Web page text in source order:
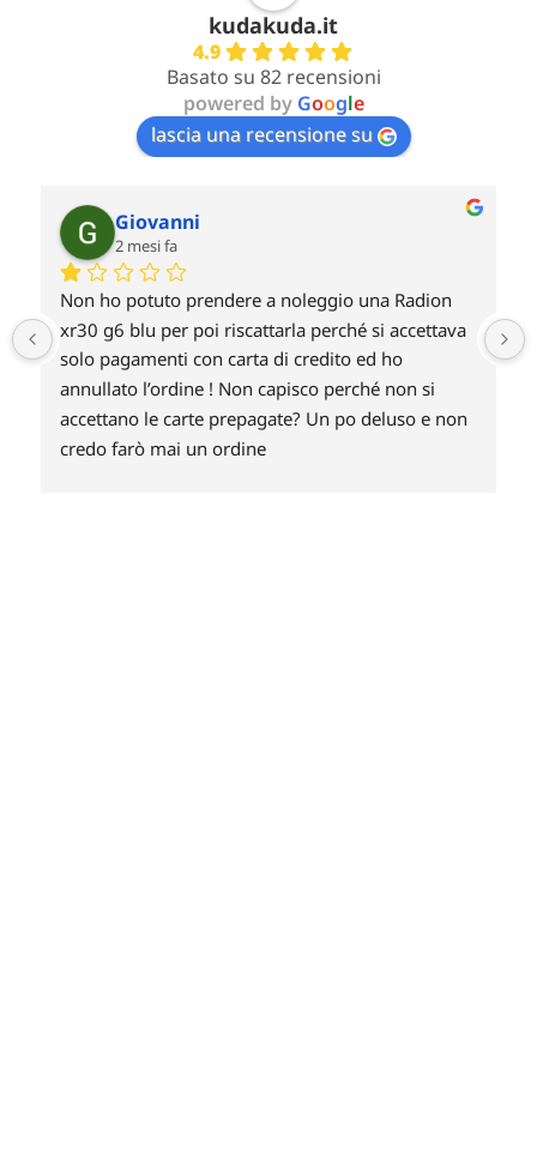
kudakuda.it
4.9
Basato su 82 recensioni
powered by Google
lascia una recensione su
Giovanni
2 mesi fa
Non ho potuto prendere a noleggio una Radion
xr30 g6 blu per poi riscattarla perché si accettava
solo pagamenti con carta di credito ed ho
annullato l’ordine ! Non capisco perché non si
accettano le carte prepagate? Un po deluso e non
credo farò mai un ordine